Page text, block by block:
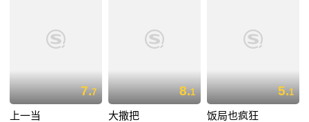
7.7
上一当
8.1
大撒把
5.1
饭局也疯狂